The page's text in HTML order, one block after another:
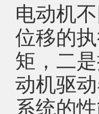
电动机
位移的
矩，二
动机驱
系统的